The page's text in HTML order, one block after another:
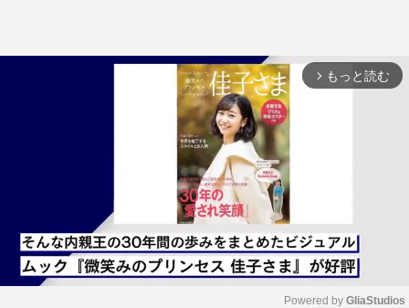
arrow_forward_ios もっと読む
Powered by GliaStudios